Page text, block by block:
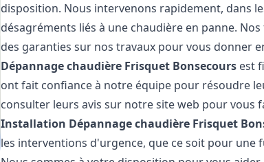
disposition. Nous intervenons rapidement, dans
désagréments liés à une chaudière en panne.
des garanties sur nos travaux pour vous donner
Dépannage chaudière Frisquet Bonsecours est
ont fait confiance à notre équipe pour résoudre
consulter leurs avis sur notre site web pour vous
Installation Dépannage chaudière Frisquet
les interventions d'urgence, que ce soit pour une